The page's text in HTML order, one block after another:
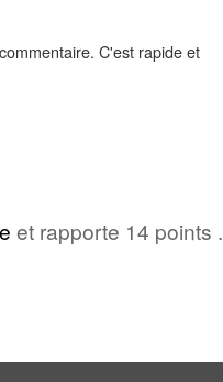
C'est rapide et
et rapporte 14 points .